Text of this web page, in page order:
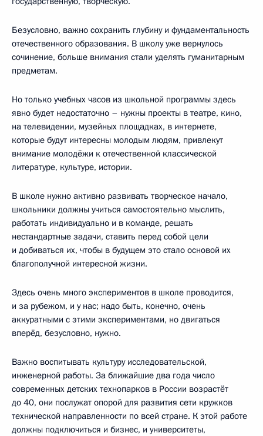
Безусловно, важно сохранить глубину и фундаментальность
отечественного образования. В школу уже вернулось
сочинение, больше внимания стали уделять гуманитарным
предметам.
Но только учебных часов из школьной программы здесь
явно будет недостаточно – нужны проекты в театре, кино,
на телевидении, музейных площадках, в интернете,
которые будут интересны молодым людям, привлекут
внимание молодёжи к отечественной классической
литературе, культуре, истории.
В школе нужно активно развивать творческое начало,
школьники должны учиться самостоятельно мыслить,
работать индивидуально и в команде, решать
нестандартные задачи, ставить перед собой цели
и добиваться их, чтобы в будущем это стало основой их
благополучной интересной жизни.
Здесь очень много экспериментов в школе проводится,
и за рубежом, и у нас; надо быть, конечно, очень
аккуратными с этими экспериментами, но двигаться
вперёд, безусловно, нужно.
Важно воспитывать культуру исследовательской,
инженерной работы. За ближайшие два года число
современных детских технопарков в России возрастёт
до 40, они послужат опорой для развития сети кружков
технической направленности по всей стране. К этой работе
должны подключиться и бизнес, и университеты,